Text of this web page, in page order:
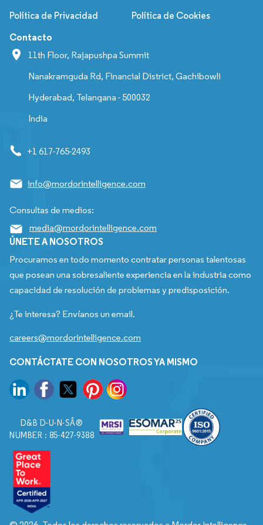
Política de Privacidad Política de Cookies
Contacto
11th Floor, Rajapushpa Summit
Nanakramguda Rd, Financial District, Gachibowli
Hyderabad, Telangana - 500032
India
+1 617-765-2493
info@mordorintelligence.com
Consultas de medios:
media@mordorintelligence.com
ÚNETE A NOSOTROS
Procuramos en todo momento contratar personas talentosas
que posean una sobresaliente experiencia en la industria como
capacidad de resolución de problemas y predisposición.
¿Te interesa? Envíanos un email.
careers@mordorintelligence.com
CONTÁCTATE CON NOSOTROS YA MISMO
D&B D-U-N-SÂ®
NUMBER : 85-427-9388